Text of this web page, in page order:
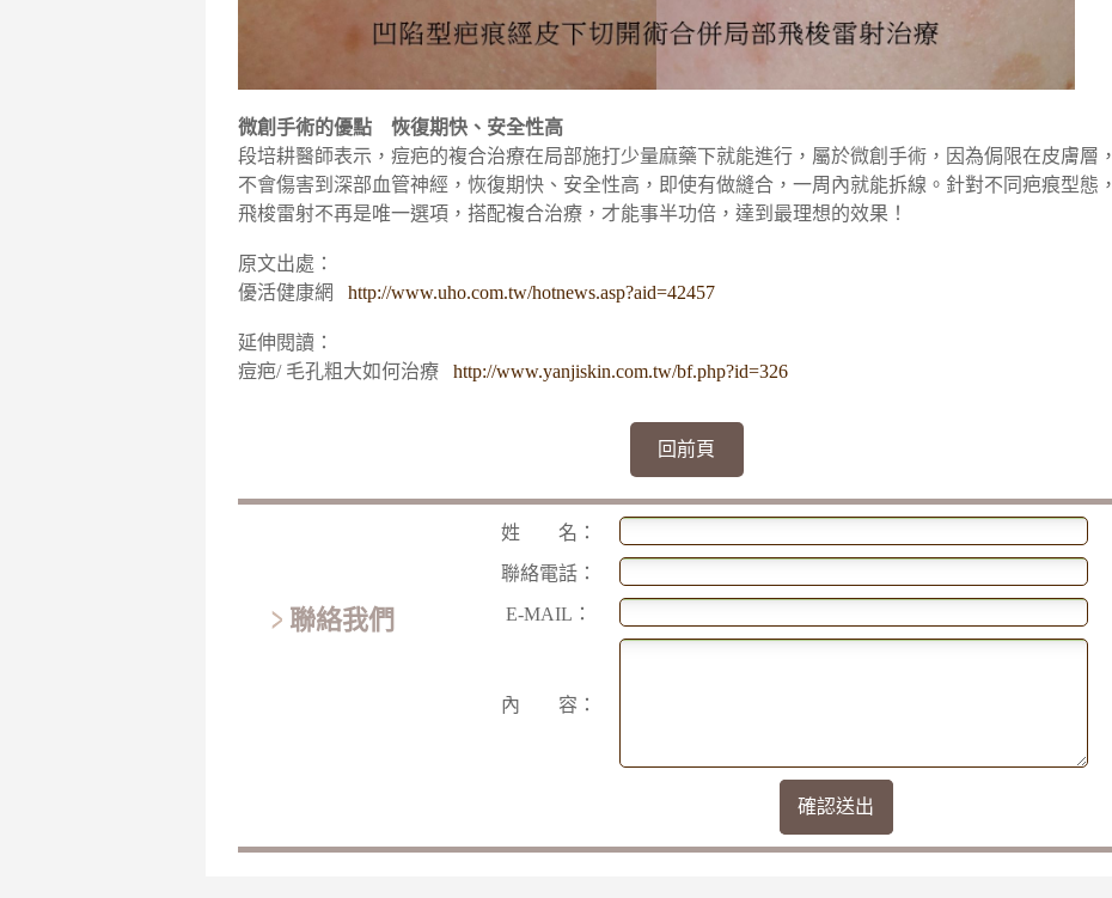
微創手術的優點 恢復期快、安全性高
段培耕醫師表示，痘疤的複合治療在局部施打少量麻藥下就能進行，屬於微創手術，因為侷限在皮膚層，
不會傷害到深部血管神經，恢復期快、安全性高，即使有做縫合，一周內就能拆線。針對不同疤痕型態，
飛梭雷射不再是唯一選項，搭配複合治療，才能事半功倍，達到最理想的效果！
原文出處：
優活健康網
http://www.uho.com.tw/hotnews.asp?aid=42457
延伸閱讀：
痘疤/ 毛孔粗大如何治療 http://www.yanjiskin.com.tw/bf.php?id=326
回前頁
聯絡我們
姓 名：
聯絡電話：
E-MAIL：
內 容：
確認送出